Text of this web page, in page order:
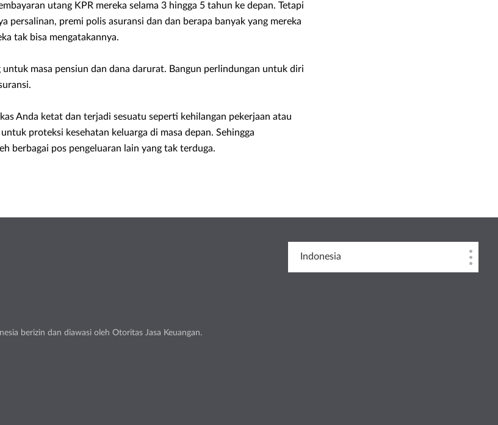
utang KPR mereka selama 3 hingga 5 tahun ke depan. Tetapi
persalinan, premi polis asuransi dan dan berapa banyak yang mereka
tak bisa mengatakannya.
masa pensiun dan dana darurat. Bangun perlindungan untuk diri
Anda ketat dan terjadi sesuatu seperti kehilangan pekerjaan atau
proteksi kesehatan keluarga di masa depan. Sehingga
berbagai pos pengeluaran lain yang tak terduga.
Indonesia
berizin dan diawasi oleh Otoritas Jasa Keuangan.